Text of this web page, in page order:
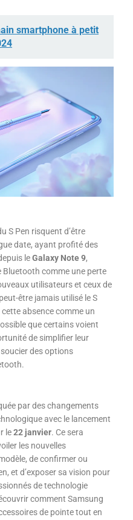
smartphone à petit
S Pen risquent d’être
date, ayant profité des
leGalaxy Note 9,
comme une perte
utilisateurs et ceux de
être jamais utilisé le S
absence comme un
que certains voient
de simplifier leur
des options
par des changements
avec le lancement
le22 janvier. Ce sera
les nouvelles
de confirmer ou
et d’exposer sa vision pour
de technologie
comment Samsung
de pointe tout en